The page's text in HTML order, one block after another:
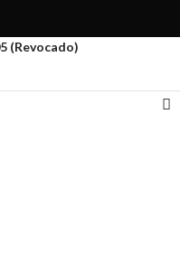
(Revocado)